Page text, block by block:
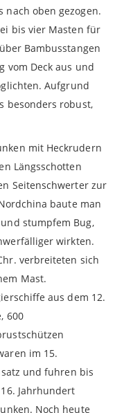
nach oben gezogen.
bis vier Masten für
Bambusstangen
vom Deck aus und
Aufgrund
besonders robust,
mit Heckrudern
Längsschotten
Seitenschwerter zur
baute man
stumpfem Bug,
wirkten.
verbreiteten sich
Mast.
aus dem 12.
600
im 15.
und fuhren bis
Jahrhundert
Noch heute